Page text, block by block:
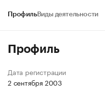
ПрофильВиды деятельности
Профиль
Дата регистрации
2 сентября 2003